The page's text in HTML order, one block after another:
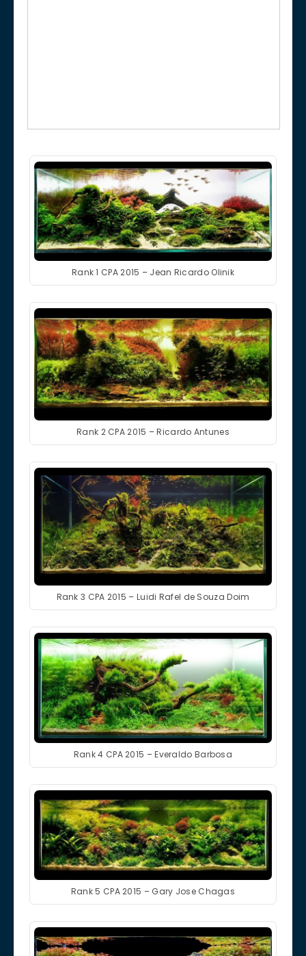
Rank 1 CPA 2015 – Jean Ricardo Olinik
Rank 2 CPA 2015 – Ricardo Antunes
Rank 3 CPA 2015 – Luidi Rafel de Souza Doim
Rank 4 CPA 2015 – Everaldo Barbosa
Rank 5 CPA 2015 – Gary Jose Chagas